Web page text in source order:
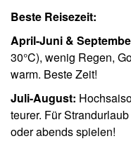
Beste Reisezeit:
April-Juni &
30°C), wenig Regen,
warm. Beste Zeit!
Juli-August:
teurer. Für Strandurlaub
oder abends spielen!